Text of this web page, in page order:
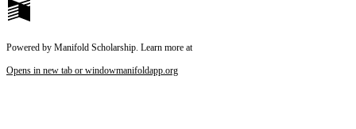
Powered by Manifold Scholarship. Learn more at
Opens in new tab or windowmanifoldapp.org